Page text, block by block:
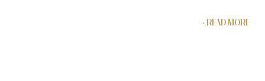
READ MORE +